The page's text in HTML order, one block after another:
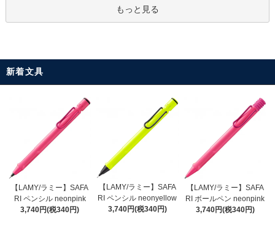
もっと見る
新着文具
【LAMY/ラミー】SAFA
RI ペンシル neonpink
3,740円(税340円)
【LAMY/ラミー】SAFA
RI ペンシル neonyellow
3,740円(税340円)
【LAMY/ラミー】SAFA
RI ボールペン neonpink
3,740円(税340円)